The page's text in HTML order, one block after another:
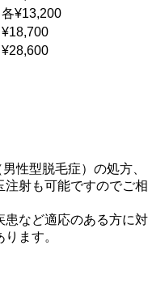
各¥13,200
¥18,700
¥28,600
性型脱毛症）の処方、
注射も可能ですのでご相
など適応のある方に対
ます。